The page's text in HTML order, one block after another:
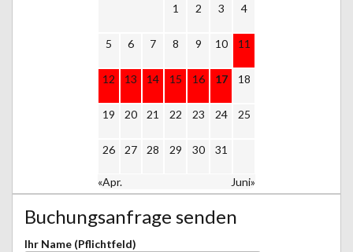
«Apr. Juni»
1 2 3 4
5 6 7 8 9 10 11
12 13 14 15 16 17 18
19 20 21 22 23 24 25
26 27 28 29 30 31
Buchungsanfrage senden
Ihr Name (Pflichtfeld)